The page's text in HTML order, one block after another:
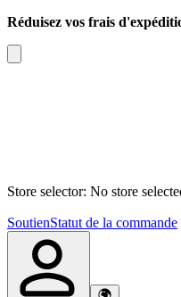
Réduisez vos frais
Store selector: No store
SoutienStatut de la commande